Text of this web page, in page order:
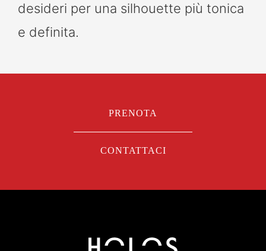
desideri per una silhouette più tonica
e definita.
PRENOTA
CONTATTACI